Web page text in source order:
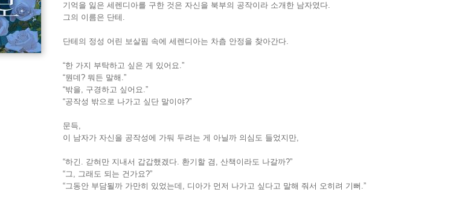
기억을 잃은 세렌디아를 구한 것은 자신을 북부의 공작이라 소개한 남자였다.
그의 이름은 단테.
단테의 정성 어린 보살핌 속에 세렌디아는 차츰 안정을 찾아간다.
“한 가지 부탁하고 싶은 게 있어요.”
“뭔데? 뭐든 말해.”
“밖을, 구경하고 싶어요.”
“공작성 밖으로 나가고 싶단 말이야?”
문득,
이 남자가 자신을 공작성에 가둬 두려는 게 아닐까 의심도 들었지만,
“하긴. 갇혀만 지내서 갑갑했겠다. 환기할 겸, 산책이라도 나갈까?”
“그, 그래도 되는 건가요?”
“그동안 부담될까 가만히 있었는데, 디아가 먼저 나가고 싶다고 말해 줘서 오히려 기뻐.”